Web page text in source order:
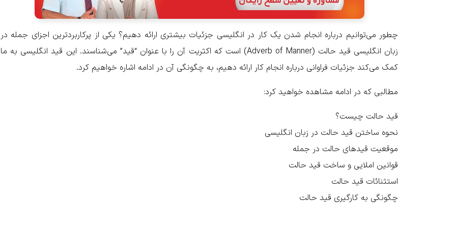
چطور می‌توانیم درباره انجام شدن یک کار در انگلیسی جزئیات بیشتری ارائه دهیم؟ یکی از پرکاربردترین اجزای جمله در
زبان انگلیسی قید حالت (Adverb of Manner) است که اکثریت آن را با عنوان “قید” می‌شناسند. این قید انگلیسی به ما
کمک می‌کند جزئیات فراوانی درباره انجام کار ارائه دهیم، به چگونگی آن در ادامه اشاره خواهیم کرد.
مطالبی که در ادامه مشاهده خواهید کرد:
قید حالت چیست؟
نحوه ساختن قید حالت در زبان انگلیسی
موقعیت قیدهای حالت در جمله
قوانین املایی و ساخت قید حالت
استثنائات قید حالت
چگونگی به کارگیری قید حالت